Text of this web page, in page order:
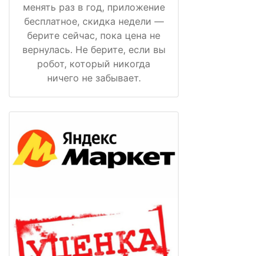
менять раз в год, приложение
бесплатное, скидка недели —
берите сейчас, пока цена не
вернулась. Не берите, если вы
робот, который никогда
ничего не забывает.